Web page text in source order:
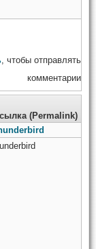
, чтобы отправлять
комментарии
(Permalink)